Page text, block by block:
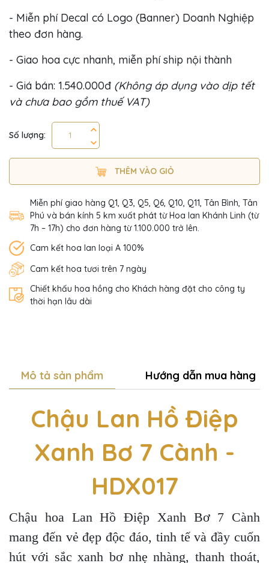
- Miễn phí Decal có Logo (Banner) Doanh Nghiệp
theo đơn hàng.
- Giao hoa cực nhanh, miễn phí ship nội thành
- Giá bán: 1.540.000đ (Không áp dụng vào dịp tết
và chưa bao gồm thuế VAT)
Số lượng:
THÊM VÀO GIỎ
Miễn phí giao hàng Q1, Q3, Q5, Q6, Q10, Q11, Tân Bình, Tân
Phú và bán kính 5 km xuất phát từ Hoa lan Khánh Linh (từ
7h – 17h) cho đơn hàng từ 1.100.000 trở lên.
Cam kết hoa lan loại A 100%
Cam kết hoa tươi trên 7 ngày
Chiết khấu hoa hồng cho Khách hàng đặt cho công ty
thời hạn lâu dài
Mô tả sản phẩm Hướng dẫn mua hàng
Chậu Lan Hồ Điệp
Xanh Bơ 7 Cành -
HDX017
Chậu hoa Lan Hồ Điệp Xanh Bơ 7 Cành
mang đến vẻ đẹp độc đáo, tinh tế và đầy cuốn
hút với sắc xanh bơ nhẹ nhàng, thanh thoát,